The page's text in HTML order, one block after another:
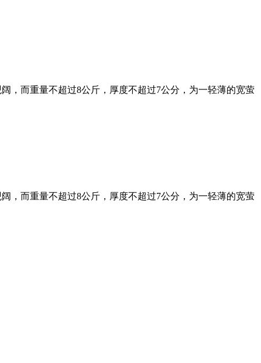
，而重量不超过8公斤，厚度不超过7公分，为一轻薄的宽萤
，而重量不超过8公斤，厚度不超过7公分，为一轻薄的宽萤